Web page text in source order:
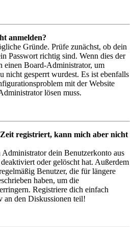
anmelden?
Gründe. Prüfe zunächst, ob dein
Passwort richtig sind. Wenn dies der
einen Board-Administrator, um
nicht gesperrt wurdest. Es ist ebenfalls
mit der Website
lösen muss.
registriert, kann mich aber nicht
Administrator dein Benutzerkonto aus
oder gelöscht hat. Außerdem
Benutzer, die für längere
haben, um die
Registriere dich einfach
an den Diskussionen teil!